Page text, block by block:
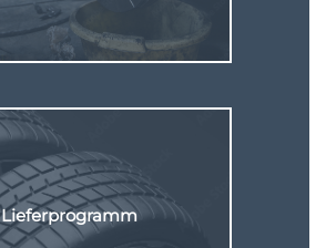
Lieferprogramm
Hier klicken